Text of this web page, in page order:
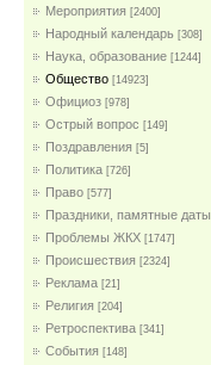
Мероприятия [2400]
Народный календарь [308]
Наука, образование [1244]
Общество [14923]
Официоз [978]
Острый вопрос [149]
Поздравления [5]
Политика [726]
Право [577]
Праздники, памятные даты
Проблемы ЖКХ [1747]
Проиcшествия [2324]
Реклама [21]
Религия [204]
Ретроспектива [341]
События [148]